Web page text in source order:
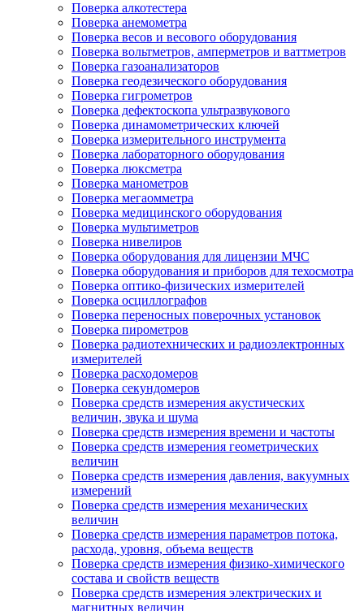
Поверка алкотестера
Поверка анемометра
Поверка весов и весового оборудования
Поверка вольтметров, амперметров и ваттметров
Поверка газоанализаторов
Поверка геодезического оборудования
Поверка гигрометров
Поверка дефектоскопа ультразвукового
Поверка динамометрических ключей
Поверка измерительного инструмента
Поверка лабораторного оборудования
Поверка люксметра
Поверка манометров
Поверка мегаомметра
Поверка медицинского оборудования
Поверка мультиметров
Поверка нивелиров
Поверка оборудования для лицензии МЧС
Поверка оборудования и приборов для техосмотра
Поверка оптико-физических измерителей
Поверка осциллографов
Поверка переносных поверочных установок
Поверка пирометров
Поверка радиотехнических и радиоэлектронных
измерителей
Поверка расходомеров
Поверка секундомеров
Поверка средств измерения акустических
величин, звука и шума
Поверка средств измерения времени и частоты
Поверка средств измерения геометрических
величин
Поверка средств измерения давления, вакуумных
измерений
Поверка средств измерения механических
величин
Поверка средств измерения параметров потока,
расхода, уровня, объема веществ
Поверка средств измерения физико-химического
состава и свойств веществ
Поверка средств измерения электрических и
магнитных величин